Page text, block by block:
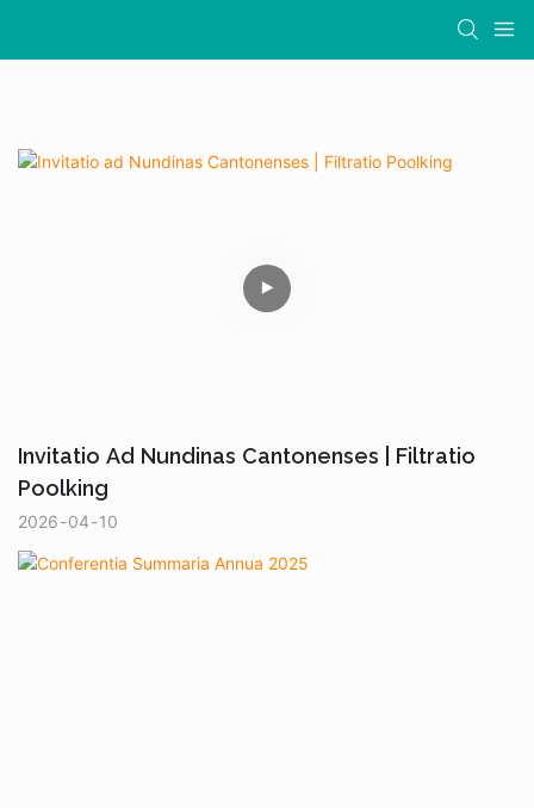
Invitatio Ad Nundinas Cantonenses | Filtratio
Poolking
2026 04 10